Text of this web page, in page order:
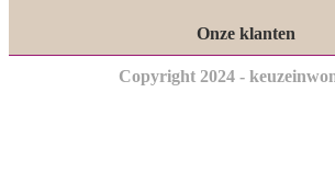
Onze klanten
Copyright 2024 -